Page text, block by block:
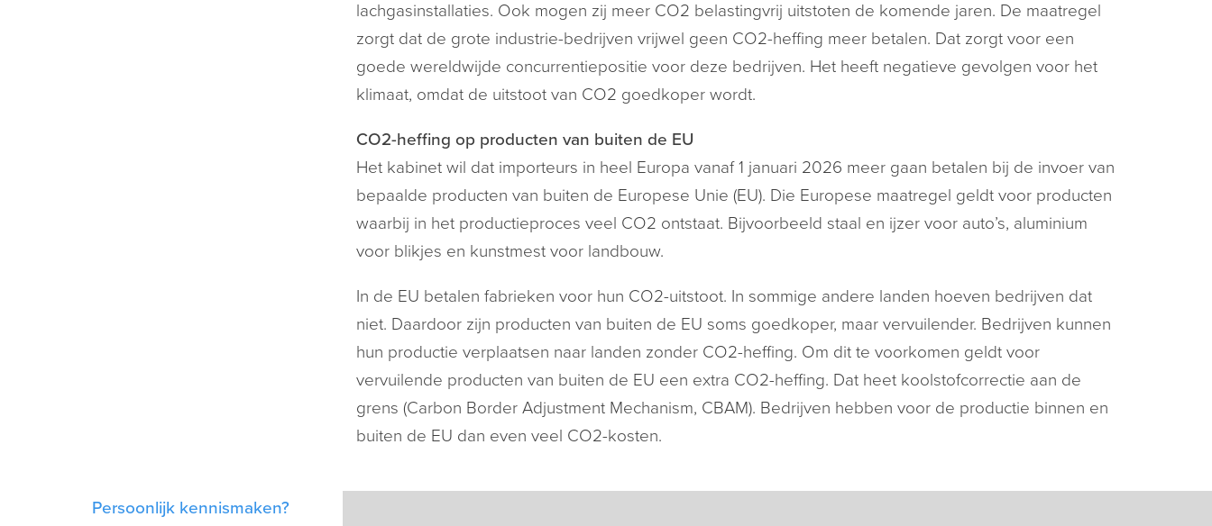
lachgasinstallaties. Ook mogen zij meer CO2 belastingvrij uitstoten de komende jaren. De maatregel
zorgt dat de grote industrie-bedrijven vrijwel geen CO2-heffing meer betalen. Dat zorgt voor een
goede wereldwijde concurrentiepositie voor deze bedrijven. Het heeft negatieve gevolgen voor het
klimaat, omdat de uitstoot van CO2 goedkoper wordt.
CO2-heffing op producten van buiten de EU
Het kabinet wil dat importeurs in heel Europa vanaf 1 januari 2026 meer gaan betalen bij de invoer van
bepaalde producten van buiten de Europese Unie (EU). Die Europese maatregel geldt voor producten
waarbij in het productieproces veel CO2 ontstaat. Bijvoorbeeld staal en ijzer voor auto’s, aluminium
voor blikjes en kunstmest voor landbouw.
In de EU betalen fabrieken voor hun CO2-uitstoot. In sommige andere landen hoeven bedrijven dat
niet. Daardoor zijn producten van buiten de EU soms goedkoper, maar vervuilender. Bedrijven kunnen
hun productie verplaatsen naar landen zonder CO2-heffing. Om dit te voorkomen geldt voor
vervuilende producten van buiten de EU een extra CO2-heffing. Dat heet koolstofcorrectie aan de
grens (Carbon Border Adjustment Mechanism, CBAM). Bedrijven hebben voor de productie binnen en
buiten de EU dan even veel CO2-kosten.
Persoonlijk kennismaken?